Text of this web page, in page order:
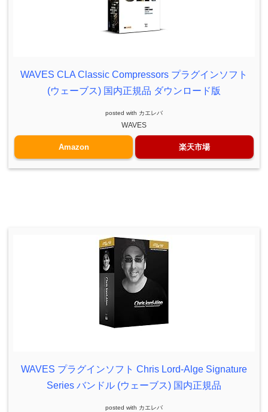
WAVES CLA Classic Compressors プラグインソフト
(ウェーブス) 国内正規品 ダウンロード版
posted with カエレバ
WAVES
Amazon 楽天市場
WAVES プラグインソフト Chris Lord-Alge Signature
Series バンドル (ウェーブス) 国内正規品
posted with カエレバ